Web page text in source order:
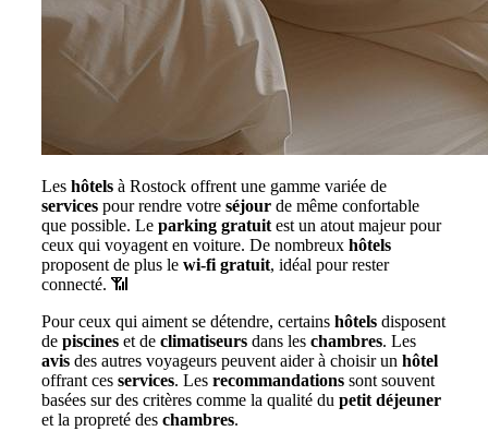
Les hôtels à Rostock offrent une gamme variée de
services pour rendre votre séjour de même confortable
que possible. Le parking gratuitest un atout majeur pour
ceux qui voyagent en voiture. De nombreux hôtels
proposent de plus le wi-fi gratuit, idéal pour rester
connecté. 📶
Pour ceux qui aiment se détendre, certains hôtels disposent
de piscines et de climatiseurs dans les chambres. Les
avis des autres voyageurs peuvent aider à choisir un hôtel
offrant ces services. Les recommandations sont souvent
basées sur des critères comme la qualité du petit déjeuner
et la propreté des chambres.